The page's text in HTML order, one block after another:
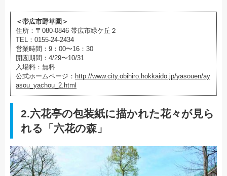
＜帯広市野草園＞
住所：〒080-0846 帯広市緑ケ丘２
TEL：0155-24-2434
営業時間：9：00〜16：30
開園期間：4/29〜10/31
入場料：無料
公式ホームページ： http://www.city.obihiro.hokkaido.jp/yasouen/ay
asou_yachou_2.html
2.六花亭の包装紙に描かれた花々が見ら
れる「六花の森」